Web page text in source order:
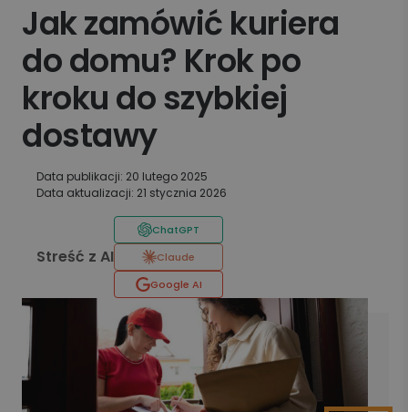
Jak zamówić kuriera
do domu? Krok po
kroku do szybkiej
dostawy
Data publikacji: 20 lutego 2025
Data aktualizacji: 21 stycznia 2026
Streść z AI
ChatGPT
Claude
Google AI